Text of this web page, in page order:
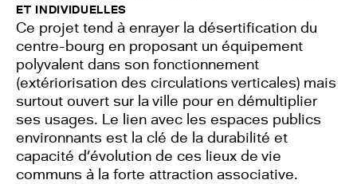
ET INDIVIDUELLES
Ce projet tend à enrayer la désertification du
centre-bourg en proposant un équipement
polyvalent dans son fonctionnement
(extériorisation des circulations verticales) mais
surtout ouvert sur la ville pour en démultiplier
ses usages. Le lien avec les espaces publics
environnants est la clé de la durabilité et
capacité d’évolution de ces lieux de vie
communs à la forte attraction associative.